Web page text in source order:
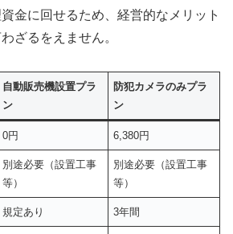
金に回せるため、経営的なメリット
ざるをえません。
自動販売機設置プラ
ン
防犯カメラのみプラ
ン
0円 6,380円
別途必要（設置工事
等）
別途必要（設置工事
等）
規定あり 3年間